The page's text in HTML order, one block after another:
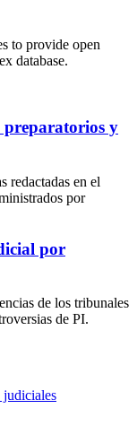
to provide open
database.
preparatorios y
redactadas en el
por
por
de los tribunales
de PI.
judiciales